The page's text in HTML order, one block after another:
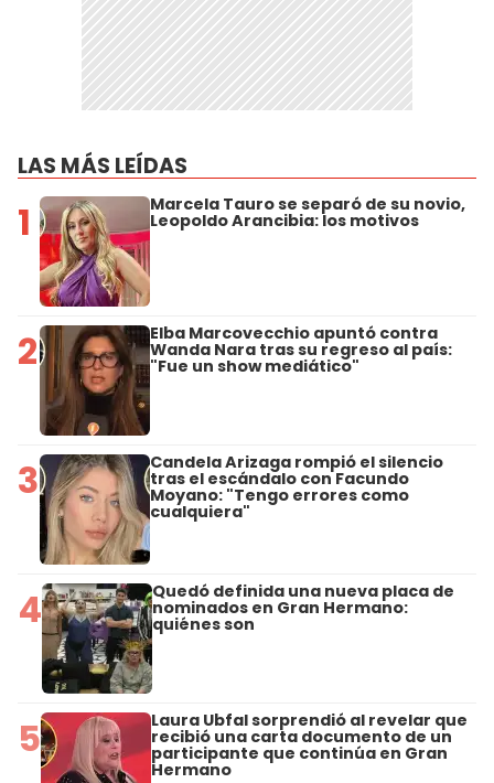
LAS MÁS LEÍDAS
1 Marcela Tauro se separó de su novio,
Leopoldo Arancibia: los motivos
2 Elba Marcovecchio apuntó contra
Wanda Nara tras su regreso al país:
"Fue un show mediático"
3 Candela Arizaga rompió el silencio
tras el escándalo con Facundo
Moyano: "Tengo errores como
cualquiera"
4 Quedó definida una nueva placa de
nominados en Gran Hermano:
quiénes son
5 Laura Ubfal sorprendió al revelar que
recibió una carta documento de un
participante que continúa en Gran
Hermano